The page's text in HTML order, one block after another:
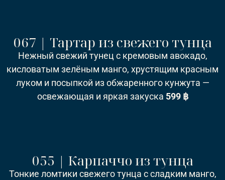
067 | Тартар из свежего тунца
Нежный свежий тунец с кремовым авокадо,
кисловатым зелёным манго, хрустящим красным
луком и посыпкой из обжаренного кунжута —
освежающая и яркая закуска 599 ฿
055 | Карпаччо из тунца
Тонкие ломтики свежего тунца с сладким манго,